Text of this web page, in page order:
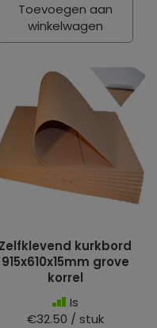
Toevoegen aan
winkelwagen
Zelfklevend kurkbord
915x610x15mm grove
korrel
Is
€32.50 / stuk